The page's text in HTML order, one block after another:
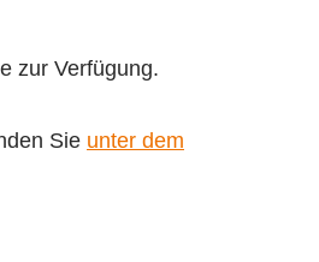
zur Verfügung.
Sie unter dem